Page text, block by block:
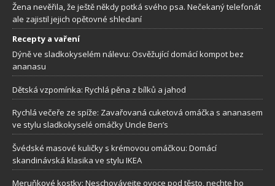
Žena nevěřila, že ještě někdy potká svého psa. Nečekaný telefonát
ale zajistil jejich opětovné shledaní
Recepty a vaření
Dýně ve sladkokyselém nálevu: Osvěžující domácí kompot bez
ananasu
Dětská vzpomínka: Rychlá pěna z bílků a jahod
Rychlá večeře ze spíže: Zavařovaná cuketová omáčka s ananasem
ve stylu sladkokyselé omáčky Uncle Ben’s
Švédské masové kuličky s krémovou omáčkou: Domácí
skandinávská klasika ve stylu IKEA
Meruňkové kostky: Neschovávejte ovoce pod těsto, nechte ho